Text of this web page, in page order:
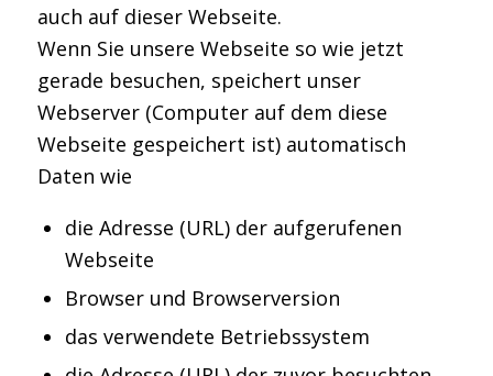
auch auf dieser Webseite.
Wenn Sie unsere Webseite so wie jetzt
gerade besuchen, speichert unser
Webserver (Computer auf dem diese
Webseite gespeichert ist) automatisch
Daten wie
die Adresse (URL) der aufgerufenen
Webseite
Browser und Browserversion
das verwendete Betriebssystem